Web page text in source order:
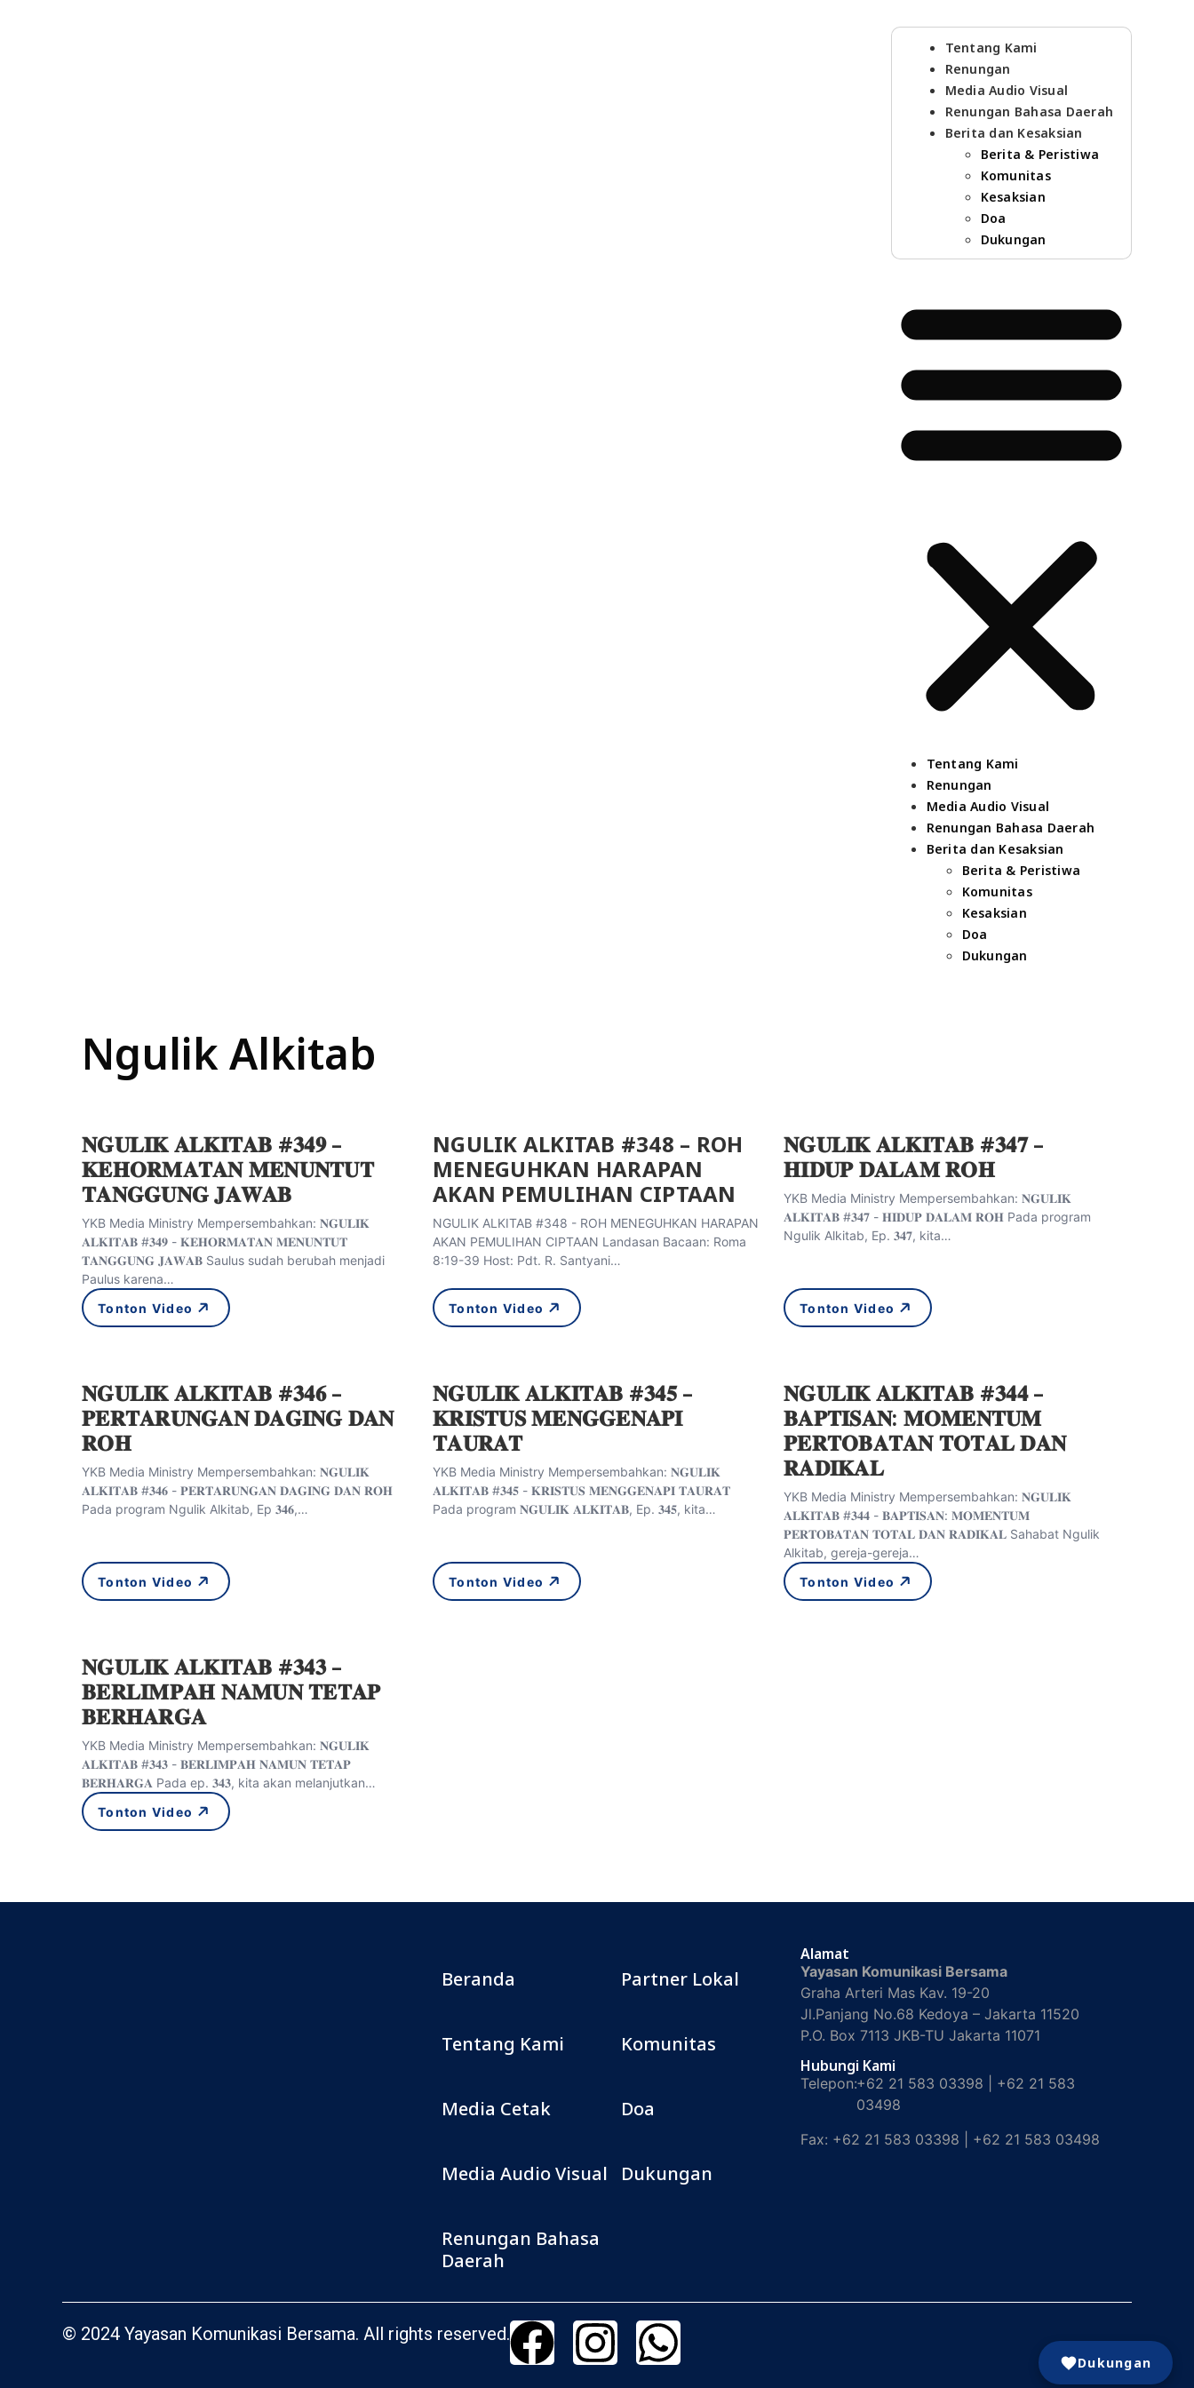
Tentang Kami
Renungan
Media Audio Visual
Renungan Bahasa Daerah
Berita dan Kesaksian
Berita & Peristiwa
Komunitas
Kesaksian
Doa
Dukungan
Tentang Kami
Renungan
Media Audio Visual
Renungan Bahasa Daerah
Berita dan Kesaksian
Berita & Peristiwa
Komunitas
Kesaksian
Doa
Dukungan
Ngulik Alkitab
𝐍𝐆𝐔𝐋𝐈𝐊 𝐀𝐋𝐊𝐈𝐓𝐀𝐁 #𝟑𝟒𝟗 –
𝐊𝐄𝐇𝐎𝐑𝐌𝐀𝐓𝐀𝐍 𝐌𝐄𝐍𝐔𝐍𝐓𝐔𝐓
𝐓𝐀𝐍𝐆𝐆𝐔𝐍𝐆 𝐉𝐀𝐖𝐀𝐁
YKB Media Ministry Mempersembahkan: 𝐍𝐆𝐔𝐋𝐈𝐊
𝐀𝐋𝐊𝐈𝐓𝐀𝐁 #𝟑𝟒𝟗 - 𝐊𝐄𝐇𝐎𝐑𝐌𝐀𝐓𝐀𝐍 𝐌𝐄𝐍𝐔𝐍𝐓𝐔𝐓
𝐓𝐀𝐍𝐆𝐆𝐔𝐍𝐆 𝐉𝐀𝐖𝐀𝐁 Saulus sudah berubah menjadi
Paulus karena…
Tonton Video
NGULIK ALKITAB #348 – ROH
MENEGUHKAN HARAPAN
AKAN PEMULIHAN CIPTAAN
NGULIK ALKITAB #348 - ROH MENEGUHKAN HARAPAN
AKAN PEMULIHAN CIPTAAN Landasan Bacaan: Roma
8:19-39 Host: Pdt. R. Santyani…
Tonton Video
𝐍𝐆𝐔𝐋𝐈𝐊 𝐀𝐋𝐊𝐈𝐓𝐀𝐁 #𝟑𝟒𝟕 –
𝐇𝐈𝐃𝐔𝐏 𝐃𝐀𝐋𝐀𝐌 𝐑𝐎𝐇
YKB Media Ministry Mempersembahkan: 𝐍𝐆𝐔𝐋𝐈𝐊
𝐀𝐋𝐊𝐈𝐓𝐀𝐁 #𝟑𝟒𝟕 - 𝐇𝐈𝐃𝐔𝐏 𝐃𝐀𝐋𝐀𝐌 𝐑𝐎𝐇 Pada program
Ngulik Alkitab, Ep. 𝟑𝟒𝟕, kita…
Tonton Video
𝐍𝐆𝐔𝐋𝐈𝐊 𝐀𝐋𝐊𝐈𝐓𝐀𝐁 #𝟑𝟒𝟔 –
𝐏𝐄𝐑𝐓𝐀𝐑𝐔𝐍𝐆𝐀𝐍 𝐃𝐀𝐆𝐈𝐍𝐆 𝐃𝐀𝐍
𝐑𝐎𝐇
YKB Media Ministry Mempersembahkan: 𝐍𝐆𝐔𝐋𝐈𝐊
𝐀𝐋𝐊𝐈𝐓𝐀𝐁 #𝟑𝟒𝟔 - 𝐏𝐄𝐑𝐓𝐀𝐑𝐔𝐍𝐆𝐀𝐍 𝐃𝐀𝐆𝐈𝐍𝐆 𝐃𝐀𝐍 𝐑𝐎𝐇
Pada program Ngulik Alkitab, Ep 𝟑𝟒𝟔,…
Tonton Video
𝐍𝐆𝐔𝐋𝐈𝐊 𝐀𝐋𝐊𝐈𝐓𝐀𝐁 #𝟑𝟒𝟓 –
𝐊𝐑𝐈𝐒𝐓𝐔𝐒 𝐌𝐄𝐍𝐆𝐆𝐄𝐍𝐀𝐏𝐈
𝐓𝐀𝐔𝐑𝐀𝐓
YKB Media Ministry Mempersembahkan: 𝐍𝐆𝐔𝐋𝐈𝐊
𝐀𝐋𝐊𝐈𝐓𝐀𝐁 #𝟑𝟒𝟓 - 𝐊𝐑𝐈𝐒𝐓𝐔𝐒 𝐌𝐄𝐍𝐆𝐆𝐄𝐍𝐀𝐏𝐈 𝐓𝐀𝐔𝐑𝐀𝐓
Pada program 𝐍𝐆𝐔𝐋𝐈𝐊 𝐀𝐋𝐊𝐈𝐓𝐀𝐁, Ep. 𝟑𝟒𝟓, kita…
Tonton Video
𝐍𝐆𝐔𝐋𝐈𝐊 𝐀𝐋𝐊𝐈𝐓𝐀𝐁 #𝟑𝟒𝟒 –
𝐁𝐀𝐏𝐓𝐈𝐒𝐀𝐍: 𝐌𝐎𝐌𝐄𝐍𝐓𝐔𝐌
𝐏𝐄𝐑𝐓𝐎𝐁𝐀𝐓𝐀𝐍 𝐓𝐎𝐓𝐀𝐋 𝐃𝐀𝐍
𝐑𝐀𝐃𝐈𝐊𝐀𝐋
YKB Media Ministry Mempersembahkan: 𝐍𝐆𝐔𝐋𝐈𝐊
𝐀𝐋𝐊𝐈𝐓𝐀𝐁 #𝟑𝟒𝟒 - 𝐁𝐀𝐏𝐓𝐈𝐒𝐀𝐍: 𝐌𝐎𝐌𝐄𝐍𝐓𝐔𝐌
𝐏𝐄𝐑𝐓𝐎𝐁𝐀𝐓𝐀𝐍 𝐓𝐎𝐓𝐀𝐋 𝐃𝐀𝐍 𝐑𝐀𝐃𝐈𝐊𝐀𝐋 Sahabat Ngulik
Alkitab, gereja-gereja…
Tonton Video
𝐍𝐆𝐔𝐋𝐈𝐊 𝐀𝐋𝐊𝐈𝐓𝐀𝐁 #𝟑𝟒𝟑 –
𝐁𝐄𝐑𝐋𝐈𝐌𝐏𝐀𝐇 𝐍𝐀𝐌𝐔𝐍 𝐓𝐄𝐓𝐀𝐏
𝐁𝐄𝐑𝐇𝐀𝐑𝐆𝐀
YKB Media Ministry Mempersembahkan: 𝐍𝐆𝐔𝐋𝐈𝐊
𝐀𝐋𝐊𝐈𝐓𝐀𝐁 #𝟑𝟒𝟑 - 𝐁𝐄𝐑𝐋𝐈𝐌𝐏𝐀𝐇 𝐍𝐀𝐌𝐔𝐍 𝐓𝐄𝐓𝐀𝐏
𝐁𝐄𝐑𝐇𝐀𝐑𝐆𝐀 Pada ep. 𝟑𝟒𝟑, kita akan melanjutkan…
Tonton Video
Beranda
Tentang Kami
Media Cetak
Media Audio Visual
Renungan Bahasa
Daerah
Partner Lokal
Komunitas
Doa
Dukungan
Alamat
Yayasan Komunikasi Bersama
Graha Arteri Mas Kav. 19-20
Jl.Panjang No.68 Kedoya – Jakarta 11520
P.O. Box 7113 JKB-TU Jakarta 11071
Hubungi Kami
Telepon:+62 21 583 03398 | +62 21 583
03498
Fax: +62 21 583 03398 | +62 21 583 03498
© 2024 Yayasan Komunikasi Bersama. All rights reserved.
Dukungan